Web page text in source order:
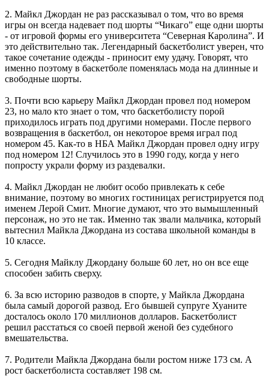
2. Майкл Джордан не раз рассказывал о том, что во время
игры он всегда надевает под шорты “Чикаго” еще одни шорты
- от игровой формы его университета “Северная Каролина”. И
это действительно так. Легендарный баскетболист уверен, что
такое сочетание одежды - приносит ему удачу. Говорят, что
именно поэтому в баскетболе поменялась мода на длинные и
свободные шорты.
3. Почти всю карьеру Майкл Джордан провел под номером
23, но мало кто знает о том, что баскетболисту порой
приходилось играть под другими номерами. После первого
возвращения в баскетбол, он некоторое время играл под
номером 45. Как-то в НБА Майкл Джордан провел одну игру
под номером 12! Случилось это в 1990 году, когда у него
попросту украли форму из раздевалки.
4. Майкл Джордан не любит особо привлекать к себе
внимание, поэтому во многих гостиницах регистрируется под
именем Лерой Смит. Многие думают, что это вымышленный
персонаж, но это не так. Именно так звали мальчика, который
вытеснил Майкла Джордана из состава школьной команды в
10 классе.
5. Сегодня Майклу Джордану больше 60 лет, но он все еще
способен забить сверху.
6. За всю историю разводов в спорте, у Майкла Джордана
была самый дорогой развод. Его бывшей супруге Хуаните
досталось около 170 миллионов долларов. Баскетболист
решил расстаться со своей первой женой без судебного
вмешательства.
7. Родители Майкла Джордана были ростом ниже 173 см. А
рост баскетболиста составляет 198 см.